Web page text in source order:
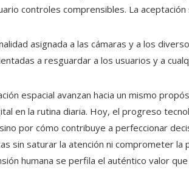
controles comprensibles. La aceptación
asignada a las cámaras y a los
a resguardar a los usuarios y a
espacial avanzan hacia un mismo
en la rutina diaria. Hoy, el progreso
por cómo contribuye a perfeccionar
sin saturar la atención ni comprometer la
humana se perfila el auténtico valor